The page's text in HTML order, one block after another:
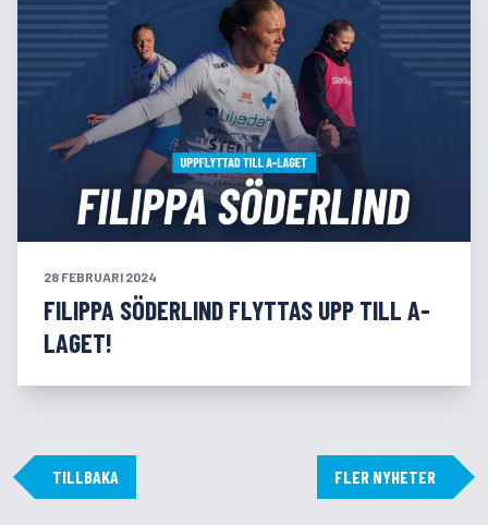
28 FEBRUARI 2024
FILIPPA SÖDERLIND FLYTTAS UPP TILL A-
LAGET!
TILLBAKA FLER NYHETER